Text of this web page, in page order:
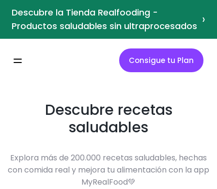
Descubre la Tienda Realfooding -
Productos saludables sin ultraprocesados ›
Consigue tu Plan
Descubre recetas
saludables
Explora más de 200.000 recetas saludables, hechas
con comida real y mejora tu alimentación con la app
MyRealFood💚